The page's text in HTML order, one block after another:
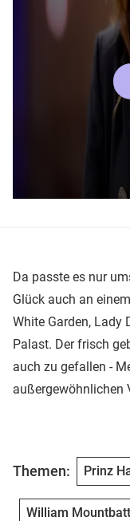
Da passte es nur
Glück auch an
White Garden, Lady
Palast. Der frisch
auch zu gefallen -
außergewöhnlichen
Themen: Prinz
William